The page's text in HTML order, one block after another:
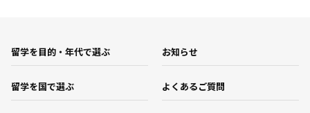
留学を目的・年代で選ぶ
留学を国で選ぶ
お知らせ
よくあるご質問